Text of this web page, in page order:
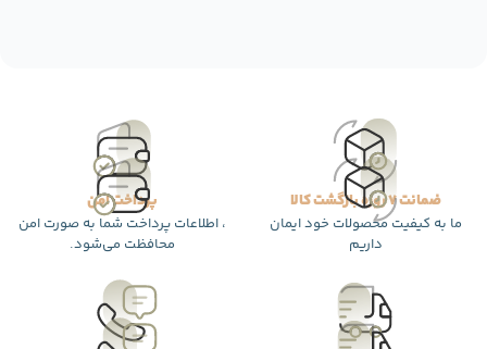
ضمانت 7 روزه بازگشت کالا
ما به کیفیت محصولات خود ایمان
داریم
پرداخت امن
، اطلاعات پرداخت شما به صورت امن
محافظت می‌شود.